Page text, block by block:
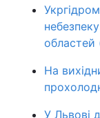
областей
На
У Львові